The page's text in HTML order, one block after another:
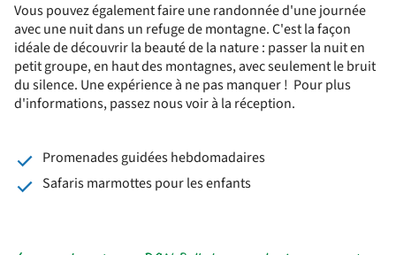
Vous pouvez également faire une randonnée d'une journée
avec une nuit dans un refuge de montagne. C'est la façon
idéale de découvrir la beauté de la nature : passer la nuit en
petit groupe, en haut des montagnes, avec seulement le bruit
du silence. Une expérience à ne pas manquer ! Pour plus
d'informations, passez nous voir à la réception.
Promenades guidées hebdomadaires
Safaris marmottes pour les enfants